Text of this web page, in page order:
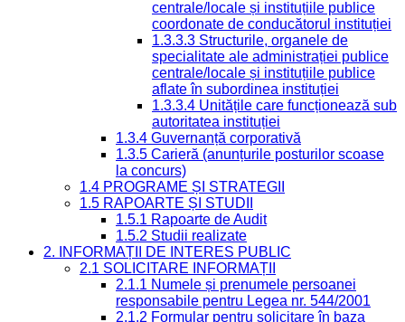
centrale/locale și instituțiile publice
coordonate de conducătorul instituției
1.3.3.3 Structurile, organele de
specialitate ale administrației publice
centrale/locale și instituțiile publice
aflate în subordinea instituției
1.3.3.4 Unitățile care funcționează sub
autoritatea instituției
1.3.4 Guvernanță corporativă
1.3.5 Carieră (anunțurile posturilor scoase
la concurs)
1.4 PROGRAME ȘI STRATEGII
1.5 RAPOARTE ȘI STUDII
1.5.1 Rapoarte de Audit
1.5.2 Studii realizate
2. INFORMAȚII DE INTERES PUBLIC
2.1 SOLICITARE INFORMAȚII
2.1.1 Numele și prenumele persoanei
responsabile pentru Legea nr. 544/2001
2.1.2 Formular pentru solicitare în baza